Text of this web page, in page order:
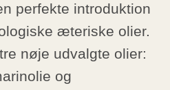
perfekte introduktion
æteriske olier.
nøje udvalgte olier:
og